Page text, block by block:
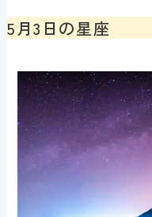
5月3日の星座